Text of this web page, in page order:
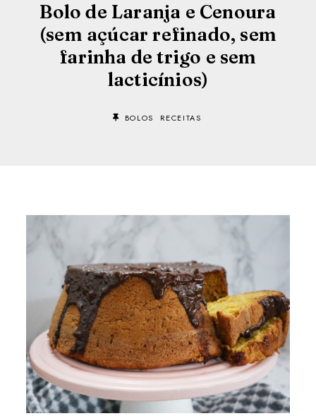
Bolo de Laranja e Cenoura
(sem açúcar refinado, sem
farinha de trigo e sem
lacticínios)
BOLOS RECEITAS